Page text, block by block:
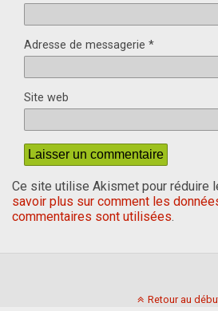
Adresse de messagerie *
Site web
Ce site utilise Akismet pour réduire
savoir plus sur comment les
commentaires sont utilisées.
Retour au